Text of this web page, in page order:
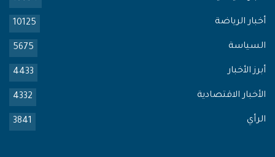
أخبار الرياضة 10125
السياسة 5675
أبرز الأخبار 4433
الأخبار الاقتصادية 4332
الرأي 3841